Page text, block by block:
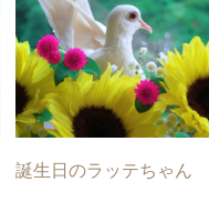
誕生日のラッテちゃん